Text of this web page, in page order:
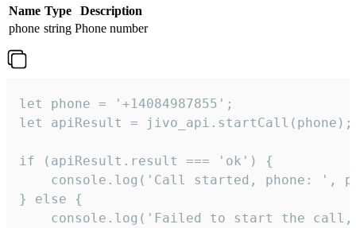
Name Type
Description
phone string Phone number
let phone = '+14084987855';
let apiResult = jivo_api.startCall(phone);
if (apiResult.result === 'ok') {
console.log('Call started, phone: ',
} else {
console.log('Failed to start the